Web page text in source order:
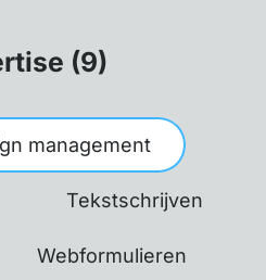
(9)
management
Tekstschrijven
Webformulieren